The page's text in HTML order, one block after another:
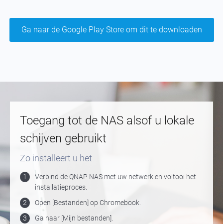
Ga naar de Google Play Store om dit te downloaden
Toegang tot de NAS alsof u lokale
schijven gebruikt
Zo installeert u het
1
Verbind de QNAP NAS met uw netwerk en voltooi het
installatieproces.
2
Open [Bestanden] op Chromebook.
3
Ga naar [Mijn bestanden].